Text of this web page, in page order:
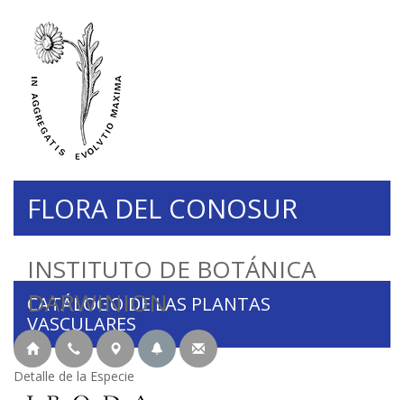
INSTITUTO DE BOTÁNICA
DARWINION
FLORA DEL CONOSUR
CATÁLOGO DE LAS PLANTAS
VASCULARES
Detalle de la Especie